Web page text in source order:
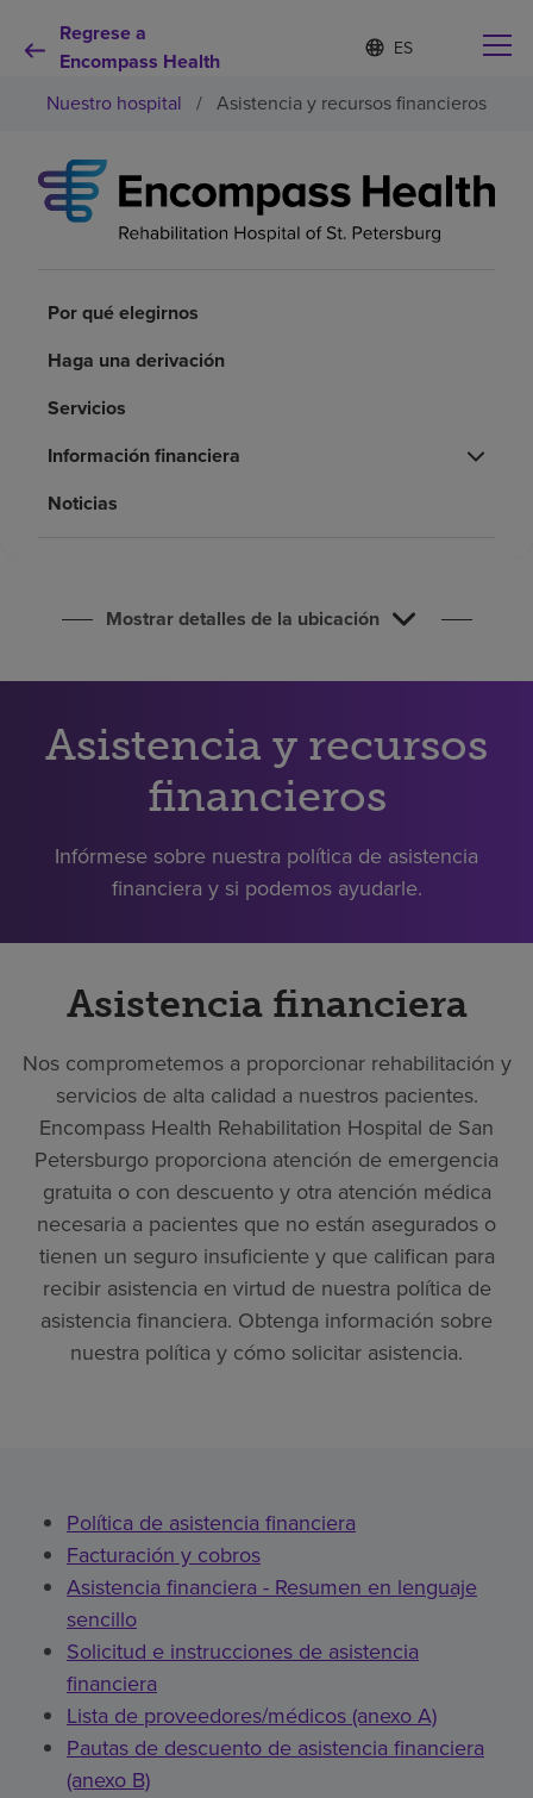
Regrese a
Encompass Health
Lista
de
idiomas
contraída
d
o
s
e
e
Por qué debe elegirnos
Recursos de salud
Empleos
Pagar mi factura
Nuestro hospital / Asistencia y recursos financieros
Por qué elegirnos
Haga una derivación
Servicios
Información financiera
Noticias
Mostrar detalles de la ubicación
Asistencia y recursos
financieros
Infórmese sobre nuestra política de asistencia
financiera y si podemos ayudarle.
Asistencia financiera
Nos comprometemos a proporcionar rehabilitación y
servicios de alta calidad a nuestros pacientes.
Encompass Health Rehabilitation Hospital de San
Petersburgo proporciona atención de emergencia
gratuita o con descuento y otra atención médica
necesaria a pacientes que no están asegurados o
tienen un seguro insuficiente y que califican para
recibir asistencia en virtud de nuestra política de
asistencia financiera. Obtenga información sobre
nuestra política y cómo solicitar asistencia.
Política de asistencia financiera
Facturación y cobros
Asistencia financiera - Resumen en lenguaje
sencillo
Solicitud e instrucciones de asistencia
financiera
Lista de proveedores/médicos (anexo A)
Pautas de descuento de asistencia financiera
(anexo B)